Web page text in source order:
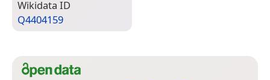
Wiki­data ID
Q4404159